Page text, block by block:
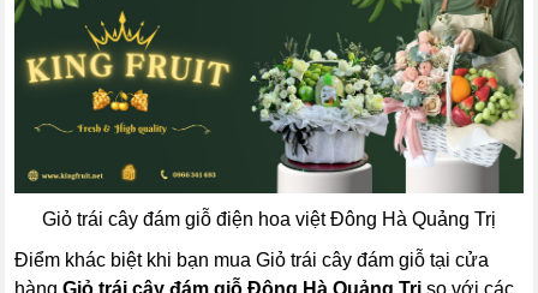
Giỏ trái cây đám giỗ điện hoa việt Đông Hà Quảng Trị
Điểm khác biệt khi bạn mua Giỏ trái cây đám giỗ tại cửa
hàngGiỏ trái cây đám giỗ Đông Hà Quảng Trị so với các